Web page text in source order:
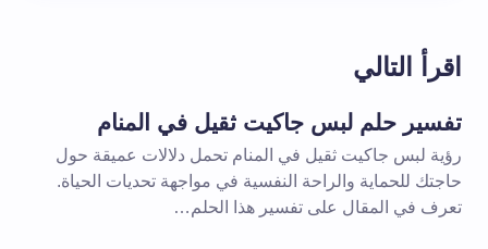
اقرأ التالي
تفسير حلم لبس جاكيت ثقيل في المنام
رؤية لبس جاكيت ثقيل في المنام تحمل دلالات عميقة حول
حاجتك للحماية والراحة النفسية في مواجهة تحديات الحياة.
تعرف في المقال على تفسير هذا الحلم…